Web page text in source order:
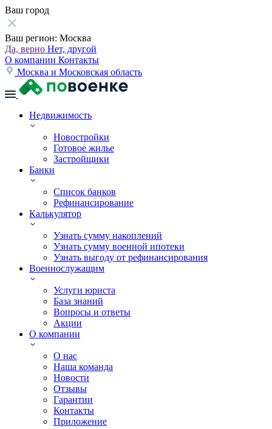
Ваш город
Ваш регион: Москва
Да, верно Нет, другой
О компании Контакты
Москва и Московская область
Недвижимость
Новостройки
Готовое жилье
Застройщики
Банки
Список банков
Рефинансирование
Калькулятор
Узнать сумму накоплений
Узнать сумму военной ипотеки
Узнать выгоду от рефинансирования
Военнослужащим
Услуги юриста
База знаний
Вопросы и ответы
Акции
О компании
О нас
Наша команда
Новости
Отзывы
Гарантии
Контакты
Приложение